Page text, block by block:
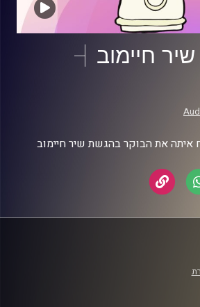
חיימוב
איתה את הבוקר בהגשת שיר חיימוב